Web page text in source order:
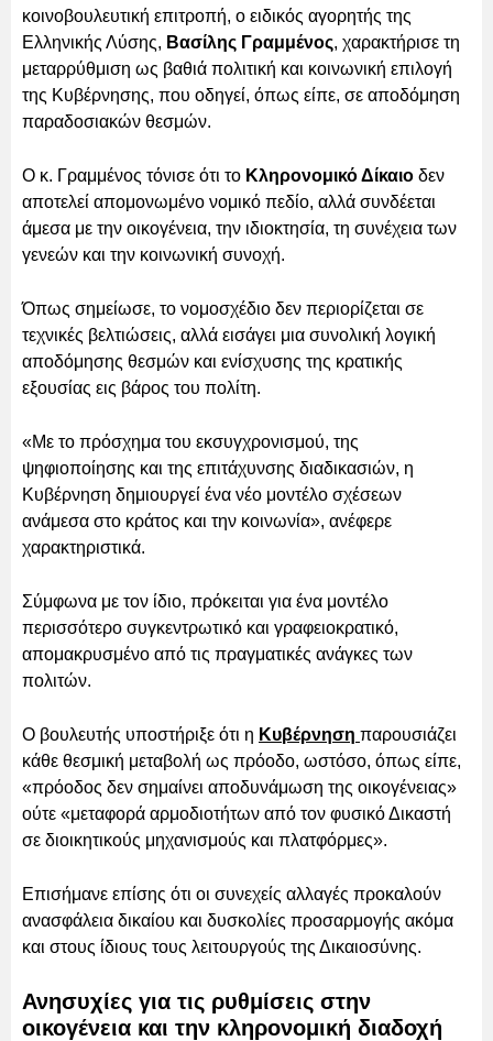
κοινοβουλευτική επιτροπή, ο ειδικός αγορητής της
Ελληνικής Λύσης, Βασίλης Γραμμένος, χαρακτήρισε τη
μεταρρύθμιση ως βαθιά πολιτική και κοινωνική επιλογή
της Κυβέρνησης, που οδηγεί, όπως είπε, σε αποδόμηση
παραδοσιακών θεσμών.
Ο κ. Γραμμένος τόνισε ότι το Κληρονομικό Δίκαιο δεν
αποτελεί απομονωμένο νομικό πεδίο, αλλά συνδέεται
άμεσα με την οικογένεια, την ιδιοκτησία, τη συνέχεια των
γενεών και την κοινωνική συνοχή.
Όπως σημείωσε, το νομοσχέδιο δεν περιορίζεται σε
τεχνικές βελτιώσεις, αλλά εισάγει μια συνολική λογική
αποδόμησης θεσμών και ενίσχυσης της κρατικής
εξουσίας εις βάρος του πολίτη.
«Με το πρόσχημα του εκσυγχρονισμού, της
ψηφιοποίησης και της επιτάχυνσης διαδικασιών, η
Κυβέρνηση δημιουργεί ένα νέο μοντέλο σχέσεων
ανάμεσα στο κράτος και την κοινωνία», ανέφερε
χαρακτηριστικά.
Σύμφωνα με τον ίδιο, πρόκειται για ένα μοντέλο
περισσότερο συγκεντρωτικό και γραφειοκρατικό,
απομακρυσμένο από τις πραγματικές ανάγκες των
πολιτών.
Ο βουλευτής υποστήριξε ότι η Κυβέρνηση παρουσιάζει
κάθε θεσμική μεταβολή ως πρόοδο, ωστόσο, όπως είπε,
«πρόοδος δεν σημαίνει αποδυνάμωση της οικογένειας»
ούτε «μεταφορά αρμοδιοτήτων από τον φυσικό Δικαστή
σε διοικητικούς μηχανισμούς και πλατφόρμες».
Επισήμανε επίσης ότι οι συνεχείς αλλαγές προκαλούν
ανασφάλεια δικαίου και δυσκολίες προσαρμογής ακόμα
και στους ίδιους τους λειτουργούς της Δικαιοσύνης.
Ανησυχίες για τις ρυθμίσεις στην
οικογένεια και την κληρονομική διαδοχή